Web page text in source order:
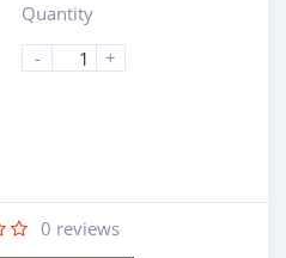
Quantity
-
+
0 reviews